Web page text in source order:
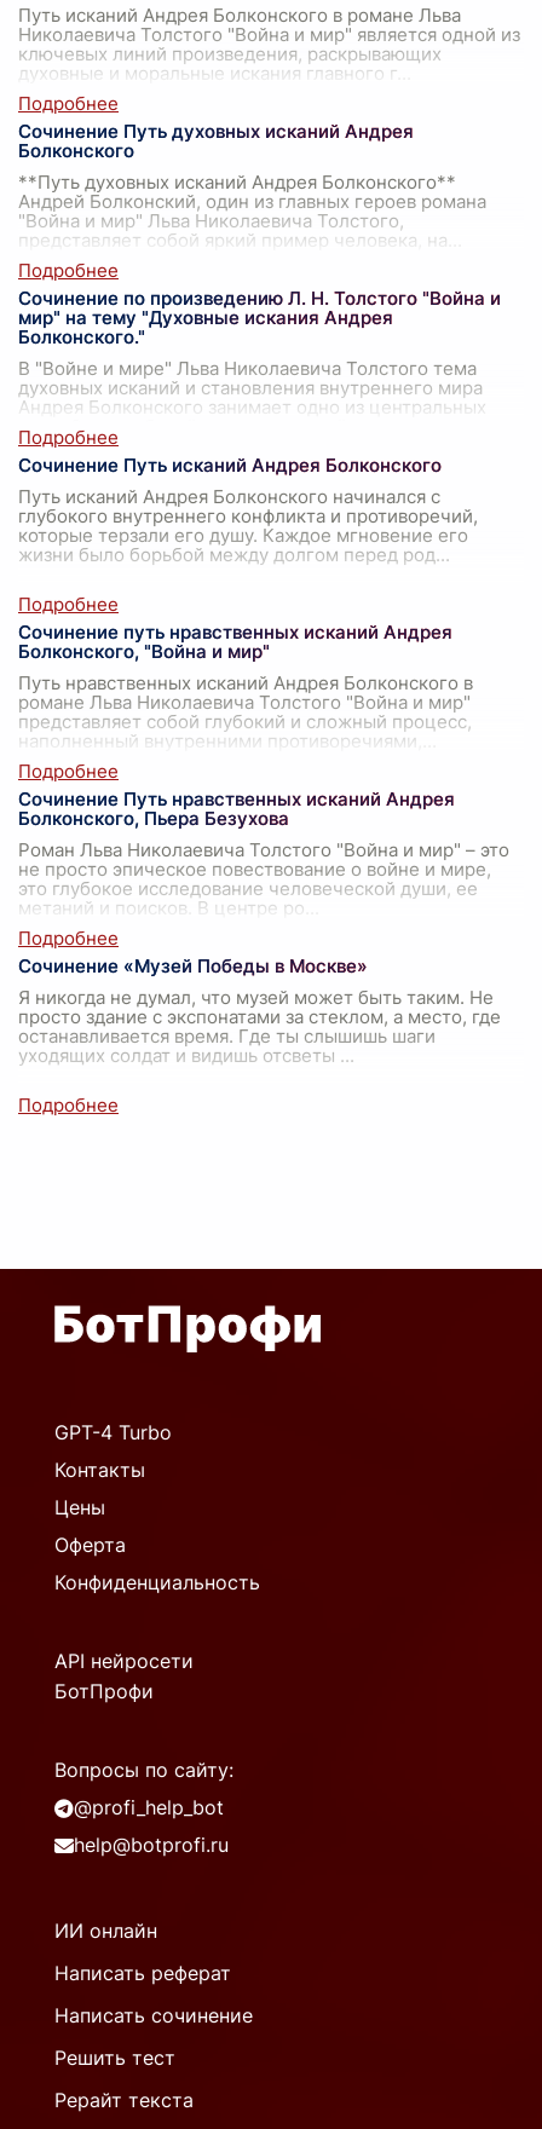
Путь исканий Андрея Болконского в романе Льва
Николаевича Толстого "Война и мир" является одной из
ключевых линий произведения, раскрывающих
духовные и моральные искания главного г
Сочинение Путь духовных исканий Андрея
Болконского
**Путь духовных исканий Андрея Болконского**
Андрей Болконский, один из главных героев романа
"Война и мир" Льва Николаевича Толстого,
представляет собой яркий пример человека, на
Сочинение по произведению Л. Н. Толстого "Война и
мир" на тему "Духовные искания Андрея
Болконского."
В "Войне и мире" Льва Николаевича Толстого тема
духовных исканий и становления внутреннего мира
Андрея Болконского занимает одно из центральных
мест. Этот глубокий и многогранный о
Сочинение Путь исканий Андрея Болконского
Путь исканий Андрея Болконского начинался с
глубокого внутреннего конфликта и противоречий,
которые терзали его душу. Каждое мгновение его
жизни было борьбой между долгом перед род...
Сочинение путь нравственных исканий Андрея
Болконского, "Война и мир"
Путь нравственных исканий Андрея Болконского в
романе Льва Николаевича Толстого "Война и мир"
представляет собой глубокий и сложный процесс,
наполненный внутренними противоречиями,
Сочинение Путь нравственных исканий Андрея
Болконского, Пьера Безухова
Роман Льва Николаевича Толстого "Война и мир" – это
не просто эпическое повествование о войне и мире,
это глубокое исследование человеческой души, ее
метаний и поисков. В центре ро
Сочинение «Музей Победы в Москве»
Я никогда не думал, что музей может быть таким. Не
просто здание с экспонатами за стеклом, а место, где
останавливается время. Где ты слышишь шаги
уходящих солдат и видишь отсветы ...
GPT-4 Turbo
Контакты
Цены
Оферта
Конфиденциальность
API нейросети
БотПрофи
Вопросы по сайту:
@profi_help_bot
help@botprofi.ru
ИИ онлайн
Написать реферат
Написать сочинение
Решить тест
Рерайт текста